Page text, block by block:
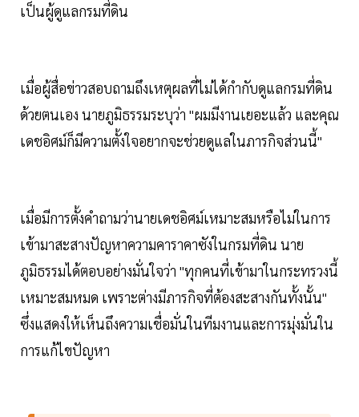
เป็นผู้ดูแลกรมที่ดิน
เมื่อผู้สื่อข่าวสอบถามถึงเหตุผลที่ไม่ได้กำกับดูแลกรมที่ดิน
ด้วยตนเอง นายภูมิธรรมระบุว่า "ผมมีงานเยอะแล้ว และคุณ
เดชอิศม์ก็มีความตั้งใจอยากจะช่วยดูแลในภารกิจส่วนนี้"
เมื่อมีการตั้งคำถามว่านายเดชอิศม์เหมาะสมหรือไม่ในการ
เข้ามาสะสางปัญหาความคาราคาซังในกรมที่ดิน นาย
ภูมิธรรมได้ตอบอย่างมั่นใจว่า "ทุกคนที่เข้ามาในกระทรวงนี้
เหมาะสมหมด เพราะต่างมีภารกิจที่ต้องสะสางกันทั้งนั้น"
ซึ่งแสดงให้เห็นถึงความเชื่อมั่นในทีมงานและการมุ่งมั่นใน
การแก้ไขปัญหา